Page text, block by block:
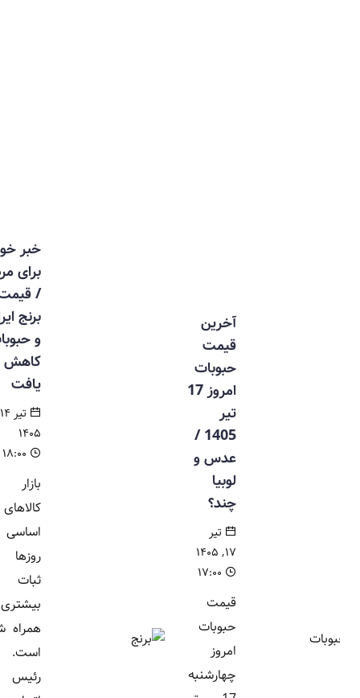
آخرین
قیمت
حبوبات
امروز 17
1405 /
عدس و
لوبیا
چند؟
تیر
قیمت
حبوبات
امروز
چهارشنبه
خبر خوش
برای مردم
/ قیمت
برنج ایرانی
و حبوبات
کاهش
یافت
تیر ۱۴,
۱۴۰۵
کالاهای
اساسی این
روزها با
ثبات
بیشتری
همراه شده
است.
رئیس